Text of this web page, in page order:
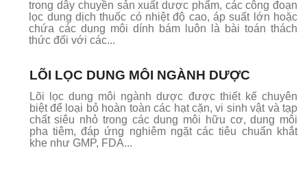
trong dây chuyền sản xuất dược phẩm, các công đoạn
lọc dung dịch thuốc có nhiệt độ cao, áp suất lớn hoặc
chứa các dung môi dính bám luôn là bài toán thách
thức đối với các...
LÕI LỌC DUNG MÔI NGÀNH DƯỢC
Lõi lọc dung môi ngành dược được thiết kế chuyên
biệt để loại bỏ hoàn toàn các hạt cặn, vi sinh vật và tạp
chất siêu nhỏ trong các dung môi hữu cơ, dung môi
pha tiêm, đáp ứng nghiêm ngặt các tiêu chuẩn khắt
khe như GMP, FDA...